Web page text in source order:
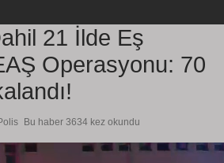
21 İlde Eş
Operasyonu: 70
Bu haber 3634 kez okundu